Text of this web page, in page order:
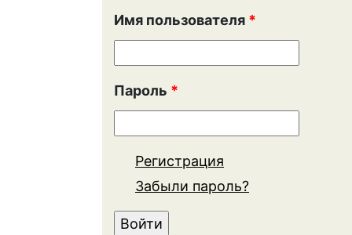
Имя пользователя *
Пароль *
Регистрация
Забыли пароль?